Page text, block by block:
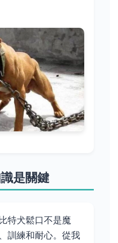
是關鍵
特犬鬆口不是魔
訓練和耐心。從我